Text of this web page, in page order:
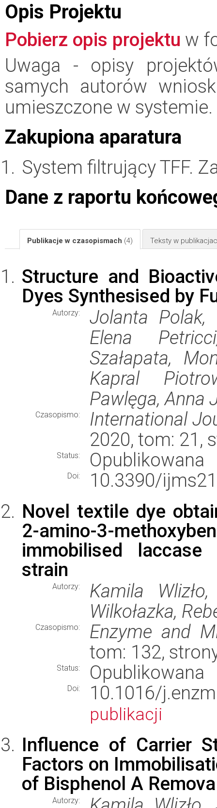
Opis Projektu
Pobierz opis projektu w
Uwaga - opisy
samych autorów
umieszczone w systemie.
Zakupiona aparatura
System filtrujący TFF.
Dane z raportu
Publikacje w czasopismach (4) Teksty w
Structure and
Dyes Synthesised by
Autorzy:
Jolanta Polak,
Elena
Szałapata,
Kapral
Pawlęga, Anna
Czasopismo:
International
2020, tom: 21,
Status: Opublikowana
Doi:
10.3390/
Novel textile dye
2-amino-3-
immobilised
strain
Autorzy:
Kamila
Wilkołazka,
Czasopismo:
Enzyme and
tom: 132,
Status: Opublikowana
Doi: 10.1016/
publikacji
Influence of Carrier
Factors on
of Bisphenol A
Autorzy: